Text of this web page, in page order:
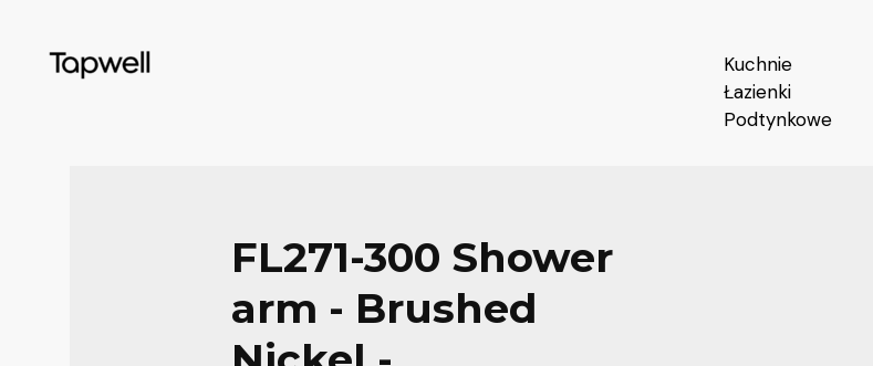
Kuchnie
Łazienki
Podtynkowe
FL271-300 Shower
arm - Brushed